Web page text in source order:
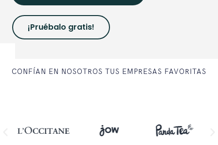
¡Pruébalo gratis!
CONFÍAN EN NOSOTROS TUS EMPRESAS FAVORITAS